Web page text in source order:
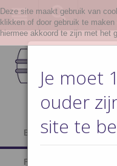
BIEREN
FRISDRANKEN
Je moet
ouder
site te
Deze site maakt gebruik van
klikken of door gebruik te
hiermee akkoord te zijn met het